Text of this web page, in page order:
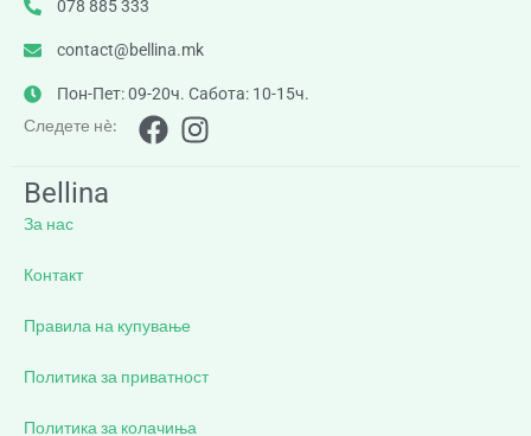
078 885 333
contact@bellina.mk
Пон-Пет: 09-20ч. Сабота: 10-15ч.
Следете нè:
Bellina
За нас
Контакт
Правила на купување
Политика за приватност
Политика за колачиња